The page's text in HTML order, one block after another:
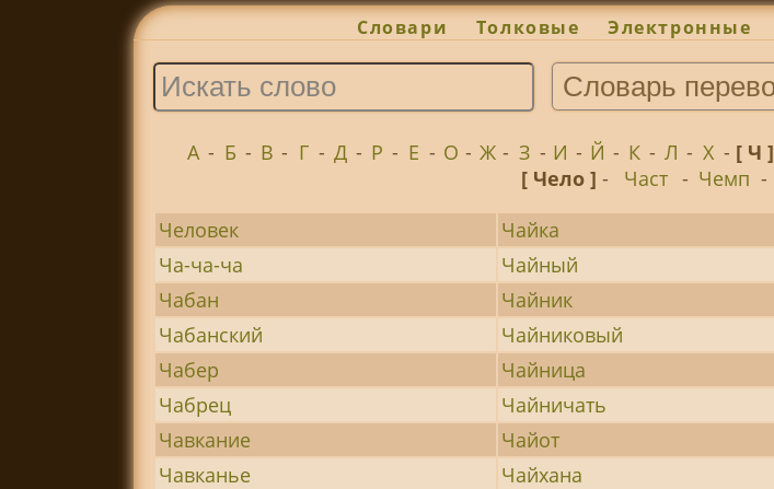
Словари Толковые Электронные
А - Б - В - Г - Д - Р - Е - О - Ж - З - И - Й - К - Л - Х - [ Ч ]
[ Чело ]- Част - Чемп -
Человек
Чайка
Ча-ча-ча
Чайный
Чабан
Чайник
Чабанский
Чайниковый
Чабер
Чайница
Чабрец
Чайничать
Чавкание
Чайот
Чавканье
Чайхана